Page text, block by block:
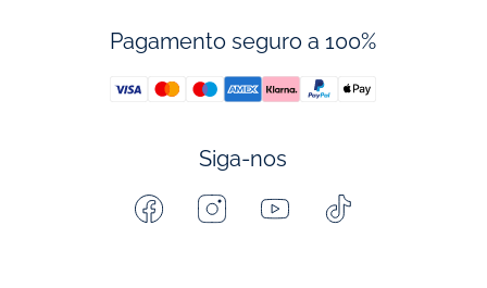
Pagamento seguro a 100%
Siga-nos
FacebookInstagramYoutube